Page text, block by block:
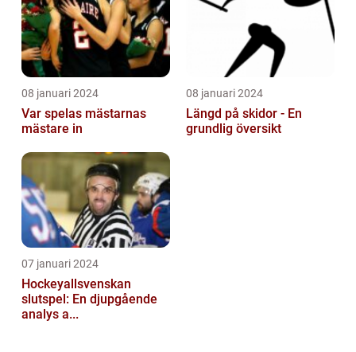
08 januari 2024
Var spelas mästarnas
mästare in
08 januari 2024
Längd på skidor - En
grundlig översikt
07 januari 2024
Hockeyallsvenskan
slutspel: En djupgående
analys a...